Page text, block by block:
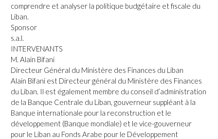
comprendre et analyser la politique budgétaire et fiscale du
Liban.
Sponsor
s.a.l.
INTERVENANTS
M. Alain Bifani
Directeur Général du Ministère des Finances du Liban
Alain Bifani est Directeur général du Ministère des Finances
du Liban. Il est également membre du conseil d’administration
de la Banque Centrale du Liban, gouverneur suppléant à la
Banque internationale pour la reconstruction et le
développement (Banque mondiale) et le vice-gouverneur
pour le Liban au Fonds Arabe pour le Développement